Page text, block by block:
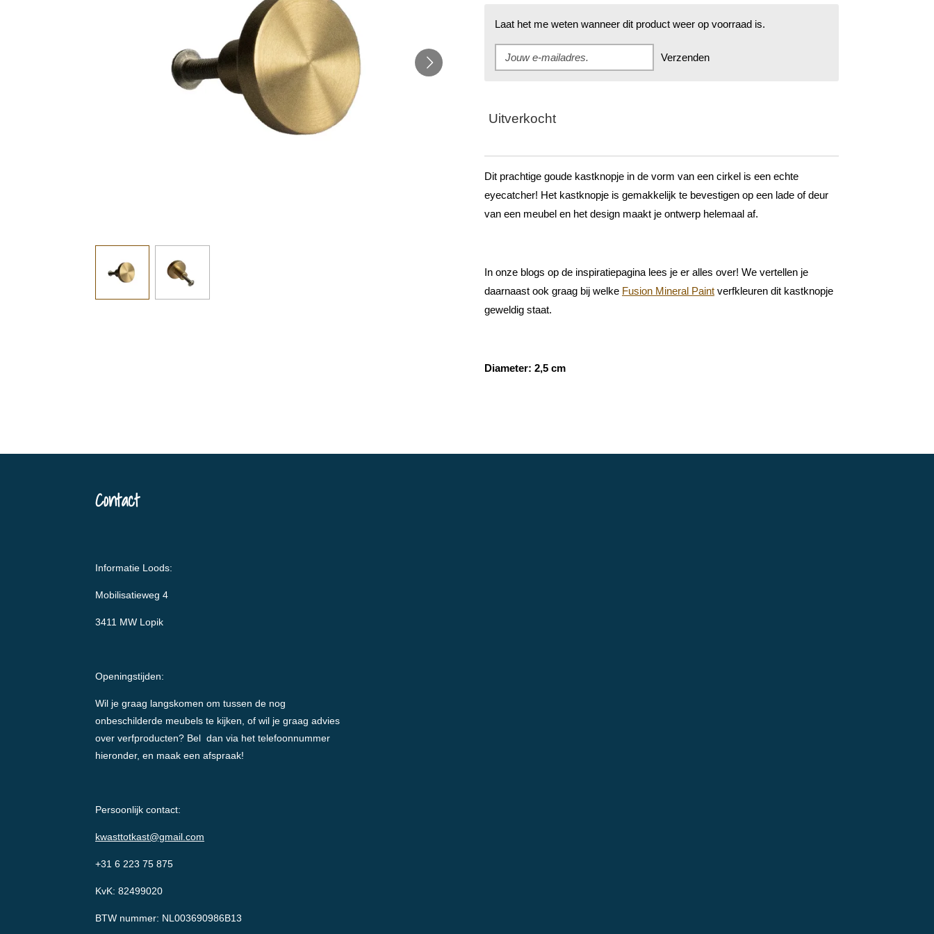
Laat het me weten wanneer dit product weer op voorraad is.
Verzenden
Uitverkocht
Dit prachtige goude kastknopje in de vorm van een cirkel is een echte
eyecatcher! Het kastknopje is gemakkelijk te bevestigen op een lade of deur
van een meubel en het design maakt je ontwerp helemaal af.
In onze blogs op de inspiratiepagina lees je er alles over! We vertellen je
daarnaast ook graag bij welke Fusion Mineral Paint verfkleuren dit kastknopje
geweldig staat.
Diameter: 2,5 cm
Contact
Informatie Loods:
Mobilisatieweg 4
3411 MW Lopik
Openingstijden:
Wil je graag langskomen om tussen de nog
onbeschilderde meubels te kijken, of wil je graag advies
over verfproducten? Bel dan via het telefoonnummer
hieronder, en maak een afspraak!
Persoonlijk contact:
kwasttotkast@gmail.com
+31 6 223 75 875
KvK: 82499020
BTW nummer: NL003690986B13